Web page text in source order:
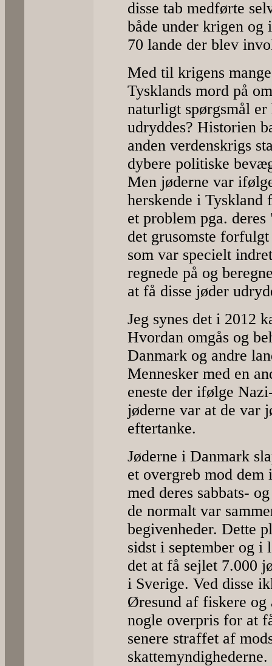
disse tab medførte
både under krigen og
70 lande der blev
Med til krigens
Tysklands mord på
naturligt spørgsmål
udryddes? Historien
anden verdenskrigs
dybere politiske
Men jøderne var
herskende i Tyskland
et problem pga.
det grusomste
som var specielt
regnede på og
at få disse jøder
Jeg synes det i 2012
Hvordan omgås og
Danmark og andre
Mennesker med en
eneste der ifølge
jøderne var at de var
eftertanke.
Jøderne i Danmark
et overgreb mod
med deres sabbats-
de normalt var
begivenheder. Dette
sidst i september og i
det at få sejlet 7.000
i Sverige. Ved disse
Øresund af fiskere og
nogle overpris for at
senere straffet af
skattemyndighederne.